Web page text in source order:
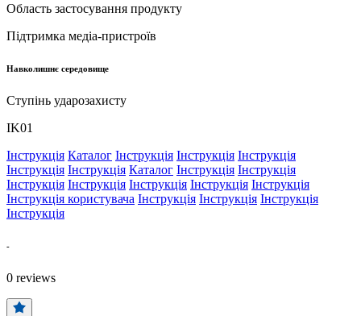
Область застосування продукту
Підтримка медіа-пристроїв
Навколишнє середовище
Ступінь ударозахисту
IK01
Інструкція Каталог Інструкція Інструкція Інструкція
Інструкція Інструкція Каталог Інструкція Інструкція
Інструкція Інструкція Інструкція Інструкція Інструкція
Інструкція користувача Інструкція Інструкція Інструкція
Інструкція
-
0 reviews